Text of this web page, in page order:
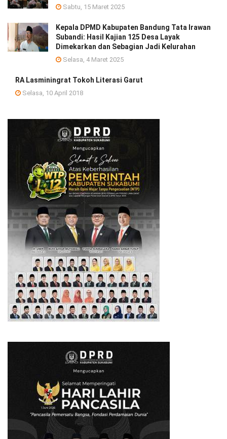
Sabtu, 15 Maret 2025
Kepala DPMD Kabupaten Bandung Tata Irawan
Subandi: Hasil Kajian 125 Desa Layak
Dimekarkan dan Sebagian Jadi Kelurahan
Selasa, 4 Maret 2025
RA Lasminingrat Tokoh Literasi Garut
Selasa, 10 April 2018